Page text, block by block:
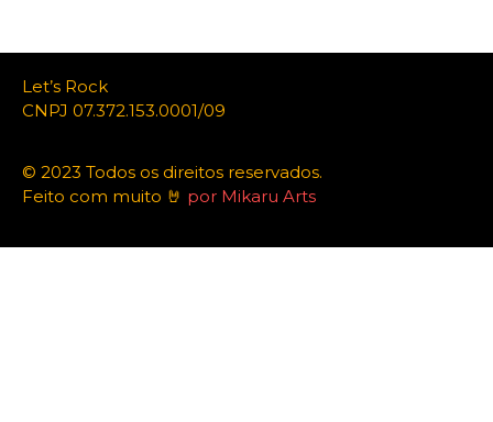
Let’s Rock
CNPJ 07.372.153.0001/09
© 2023 Todos os direitos reservados.
Feito com muito 🤘 por Mikaru Arts